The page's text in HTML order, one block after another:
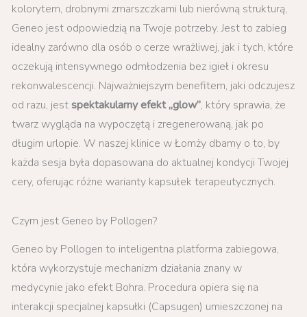
kolorytem, drobnymi zmarszczkami lub nierówną strukturą,
Geneo jest odpowiedzią na Twoje potrzeby. Jest to zabieg
idealny zarówno dla osób o cerze wrażliwej, jak i tych, które
oczekują intensywnego odmłodzenia bez igieł i okresu
rekonwalescencji. Najważniejszym benefitem, jaki odczujesz
od razu, jest spektakularny efekt „glow”, który sprawia, że
twarz wygląda na wypoczętą i zregenerowaną, jak po
długim urlopie. W naszej klinice w Łomży dbamy o to, by
każda sesja była dopasowana do aktualnej kondycji Twojej
cery, oferując różne warianty kapsułek terapeutycznych.
Czym jest Geneo by Pollogen?
Geneo by Pollogen to inteligentna platforma zabiegowa,
która wykorzystuje mechanizm działania znany w
medycynie jako efekt Bohra. Procedura opiera się na
interakcji specjalnej kapsułki (Capsugen) umieszczonej na